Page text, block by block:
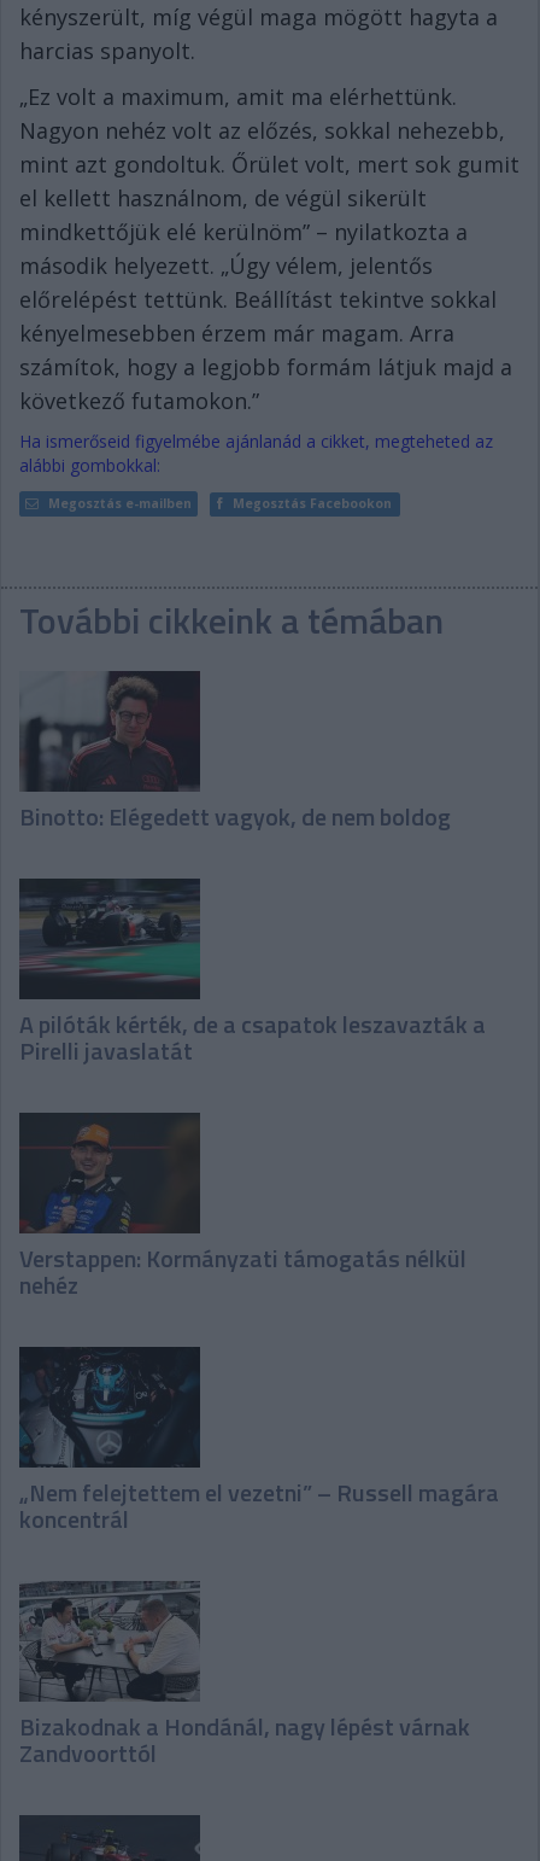
kényszerült, míg végül maga mögött hagyta a
harcias spanyolt.
„Ez volt a maximum, amit ma elérhettünk.
Nagyon nehéz volt az előzés, sokkal nehezebb,
mint azt gondoltuk. Őrület volt, mert sok gumit
el kellett használnom, de végül sikerült
mindkettőjük elé kerülnöm” – nyilatkozta a
második helyezett. „Úgy vélem, jelentős
előrelépést tettünk. Beállítást tekintve sokkal
kényelmesebben érzem már magam. Arra
számítok, hogy a legjobb formám látjuk majd a
következő futamokon.”
Ha ismerőseid figyelmébe ajánlanád a cikket, megteheted az
alábbi gombokkal:
Megosztás e-mailben Megosztás Facebookon
További cikkeink a témában
Binotto: Elégedett vagyok, de nem boldog
A pilóták kérték, de a csapatok leszavazták a
Pirelli javaslatát
Verstappen: Kormányzati támogatás nélkül
nehéz
„Nem felejtettem el vezetni” – Russell magára
koncentrál
Bizakodnak a Hondánál, nagy lépést várnak
Zandvoorttól